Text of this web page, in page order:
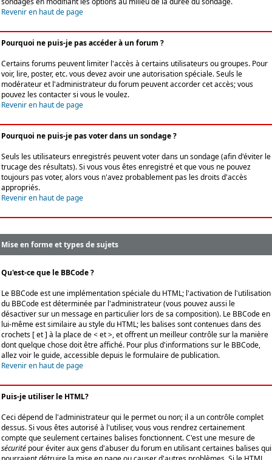
Revenir en haut de page
Pourquoi ne puis-je pas accéder à un forum ?
Certains forums peuvent limiter l'accès à certains utilisateurs ou groupes. Pour
voir, lire, poster, etc. vous devez avoir une autorisation spéciale. Seuls le
modérateur et l'administrateur du forum peuvent accorder cet accès; vous
pouvez les contacter si vous le voulez.
Revenir en haut de page
Pourquoi ne puis-je pas voter dans un sondage ?
Seuls les utilisateurs enregistrés peuvent voter dans un sondage (afin d'éviter le
trucage des résultats). Si vous vous êtes enregistré et que vous ne pouvez
toujours pas voter, alors vous n'avez probablement pas les droits d'accès
appropriés.
Revenir en haut de page
Mise en forme et types de sujets
Qu'est-ce que le BBCode ?
Le BBCode est une implémentation spéciale du HTML; l'activation de l'utilisation
du BBCode est déterminée par l'administrateur (vous pouvez aussi le
désactiver sur un message en particulier lors de sa composition). Le BBCode en
lui-même est similaire au style du HTML; les balises sont contenues dans des
crochets [ et ] à la place de < et >, et offrent un meilleur contrôle sur la manière
dont quelque chose doit être affiché. Pour plus d'informations sur le BBCode,
allez voir le guide, accessible depuis le formulaire de publication.
Revenir en haut de page
Puis-je utiliser le HTML?
Ceci dépend de l'administrateur qui le permet ou non; il a un contrôle complet
dessus. Si vous êtes autorisé à l'utiliser, vous vous rendrez certainement
compte que seulement certaines balises fonctionnent. C'est une mesure de
sécurité pour éviter aux gens d'abuser du forum en utilisant certaines balises qui